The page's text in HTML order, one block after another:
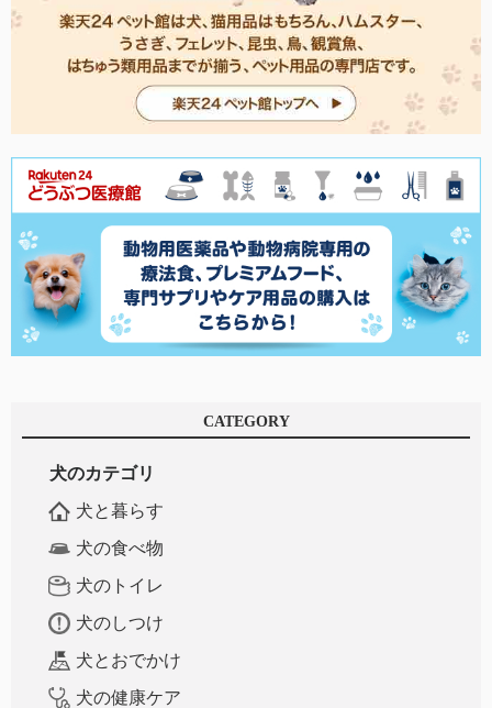
CATEGORY
犬のカテゴリ
犬と暮らす
犬の食べ物
犬のトイレ
犬のしつけ
犬とおでかけ
犬の健康ケア